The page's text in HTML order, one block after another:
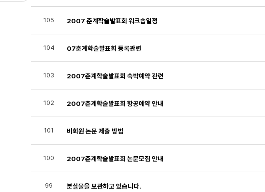
105 2007 춘계학술발표회 워크숍일정
104 07춘계학술발표회 등록관련
103 2007춘계학술발표회 숙박예약 관련
102 2007춘계학술발표회 항공예약 안내
101 비회원 논문 제출 방법
100 2007춘계학술발표회 논문모집 안내
99 분실물을 보관하고 있습니다.